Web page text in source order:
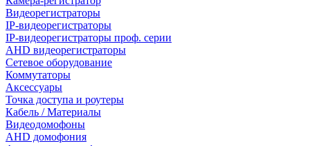
Видеорегистраторы
IP-видеорегистраторы
IP-видеорегистраторы проф. серии
AHD видеорегистраторы
Сетевое оборудование
Коммутаторы
Аксессуары
Точка доступа и роутеры
Кабель / Материалы
Видеодомофоны
AHD домофония